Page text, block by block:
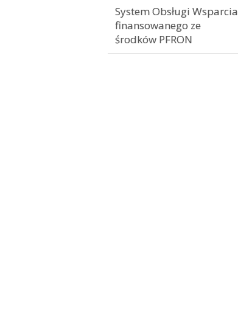
System Obsługi Wsparcia
finansowanego ze
środków PFRON